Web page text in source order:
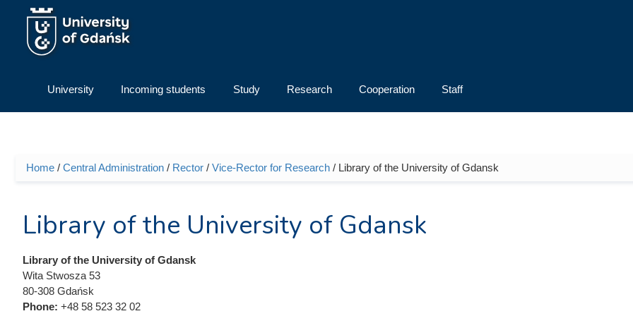
Skip to main content
University Incoming students Study Research Cooperation Staff
You are here
Home / Central Administration / Rector / Vice-Rector for Research / Library of the University of Gdansk
Library of the University of Gdansk
Library of the University of Gdansk
Wita Stwosza 53
80-308 Gdańsk
Phone: +48 58 523 32 02